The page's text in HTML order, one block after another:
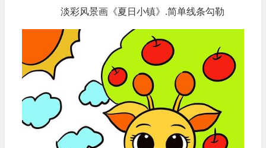
淡彩风景画《夏日小镇》.简单线条勾勒